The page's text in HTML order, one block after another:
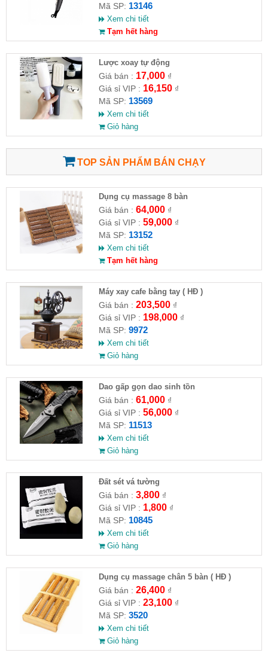
Mã SP: 13146
Xem chi tiết
Tạm hết hàng
Lược xoay tự động
Giá bán : 17,000₫
Giá sỉ VIP : 16,150₫
Mã SP: 13569
Xem chi tiết
Giỏ hàng
TOP SẢN PHẨM BÁN CHẠY
Dụng cụ massage 8 bàn
Giá bán : 64,000₫
Giá sỉ VIP : 59,000₫
Mã SP: 13152
Xem chi tiết
Tạm hết hàng
Máy xay cafe bằng tay ( HĐ )
Giá bán : 203,500₫
Giá sỉ VIP : 198,000₫
Mã SP: 9972
Xem chi tiết
Giỏ hàng
Dao gấp gọn dao sinh tồn
Giá bán : 61,000₫
Giá sỉ VIP : 56,000₫
Mã SP: 11513
Xem chi tiết
Giỏ hàng
Đất sét vá tường
Giá bán : 3,800₫
Giá sỉ VIP : 1,800₫
Mã SP: 10845
Xem chi tiết
Giỏ hàng
Dụng cụ massage chân 5 bàn ( HĐ )
Giá bán : 26,400₫
Giá sỉ VIP : 23,100₫
Mã SP: 3520
Xem chi tiết
Giỏ hàng